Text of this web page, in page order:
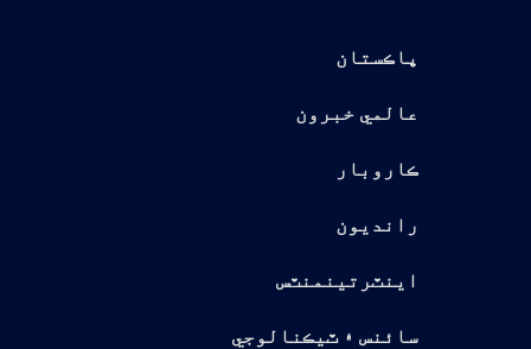
پاڪستان
عالمي خبرون
ڪاروبار
رانديون
اينٽرتينمنٽس
سائنس ۽ ٽيڪنالوجي